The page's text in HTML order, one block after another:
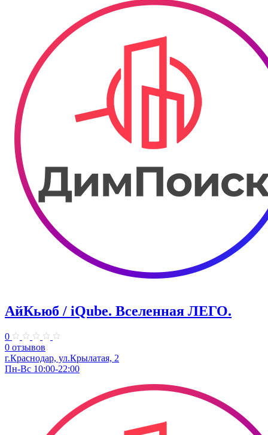
АйКьюб / iQube. Вселенная ЛЕГО.
0
0 отзывов
г.Краснодар, ул.Крылатая, 2
Пн-Вс 10:00-22:00